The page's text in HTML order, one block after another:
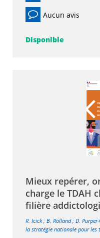
Aucun avis
Disponible
Mieux repérer,
charge le TDAH
filière
R. Icick; B. Rolland; D.
la stratégie nationale pour les